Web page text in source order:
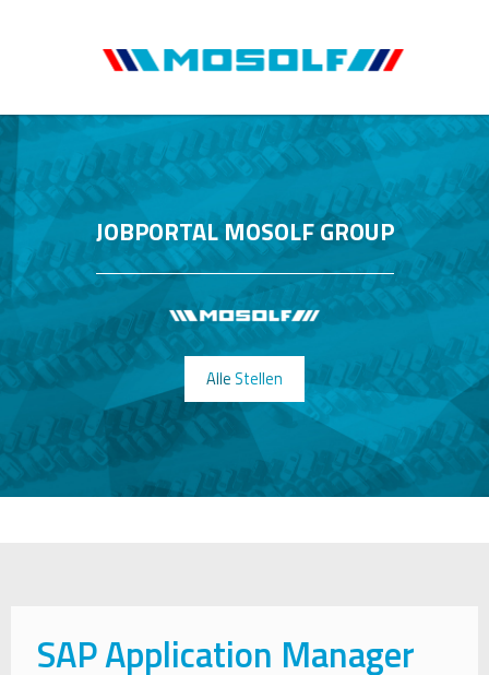
JOBPORTAL MOSOLF GROUP
Alle Stellen
SAP Application Manager